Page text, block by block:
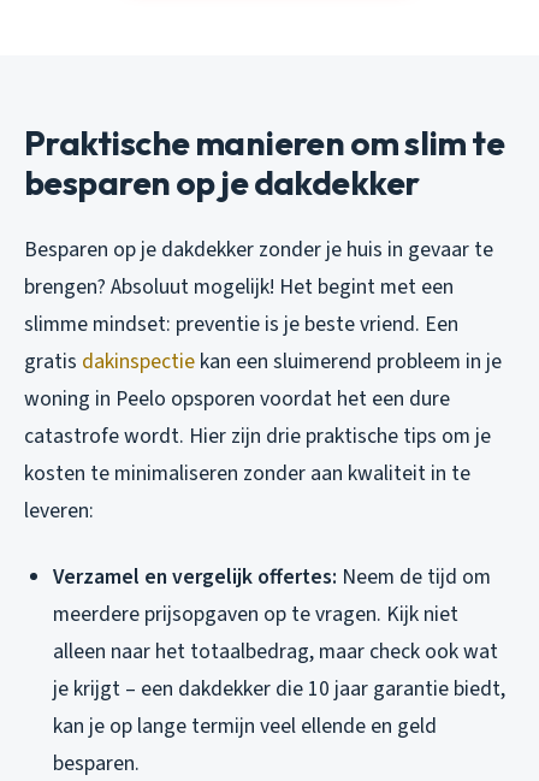
Praktische manieren om slim te
besparen op je dakdekker
Besparen op je dakdekker zonder je huis in gevaar te
brengen? Absoluut mogelijk! Het begint met een
slimme mindset: preventie is je beste vriend. Een
gratis dakinspectie kan een sluimerend probleem in je
woning in Peelo opsporen voordat het een dure
catastrofe wordt. Hier zijn drie praktische tips om je
kosten te minimaliseren zonder aan kwaliteit in te
leveren:
Verzamel en vergelijk offertes: Neem de tijd om
meerdere prijsopgaven op te vragen. Kijk niet
alleen naar het totaalbedrag, maar check ook wat
je krijgt – een dakdekker die 10 jaar garantie biedt,
kan je op lange termijn veel ellende en geld
besparen.